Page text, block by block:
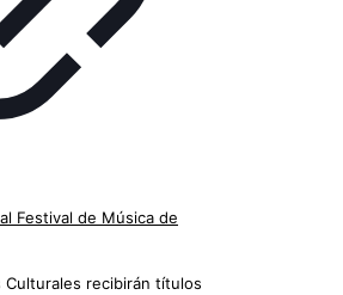
Festival de Música de
recibirán títulos